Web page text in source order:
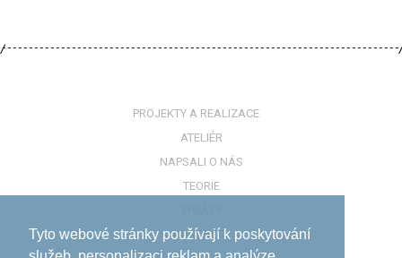
Tyto webové stránky používají k poskytování
PROJEKTY A REALIZACE
ATELIÉR
NAPSALI O NÁS
TEORIE
KONTAKTY